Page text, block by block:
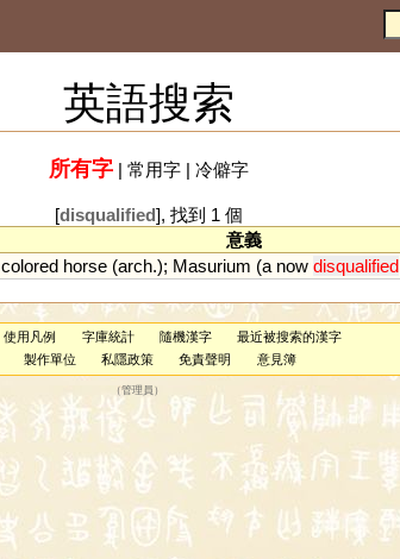
英語搜索
所有字| 常用字| 冷僻字
[disqualified], 找到 1 個
意義
colored horse (arch.); Masurium (a now disqualified
使用凡例 字庫統計 隨機漢字
最近被搜索的漢字
製作單位 私隱政策 免責聲明 意見簿
（管理員 ）